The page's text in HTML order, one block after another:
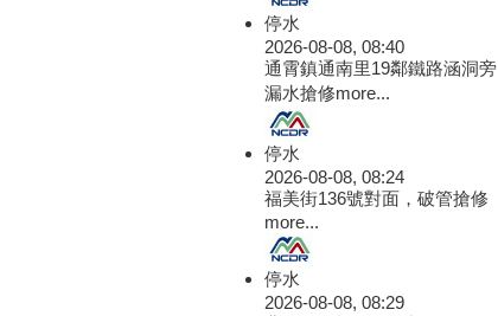
停水
2026-08-08, 08:40
通霄鎮通南里19鄰鐵路涵洞旁
漏水搶修more...
停水
2026-08-08, 08:24
福美街136號對面，破管搶修
more...
停水
2026-08-08, 08:29